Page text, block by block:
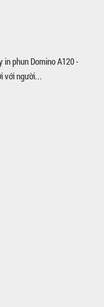
in phun Domino A120 -
với người...